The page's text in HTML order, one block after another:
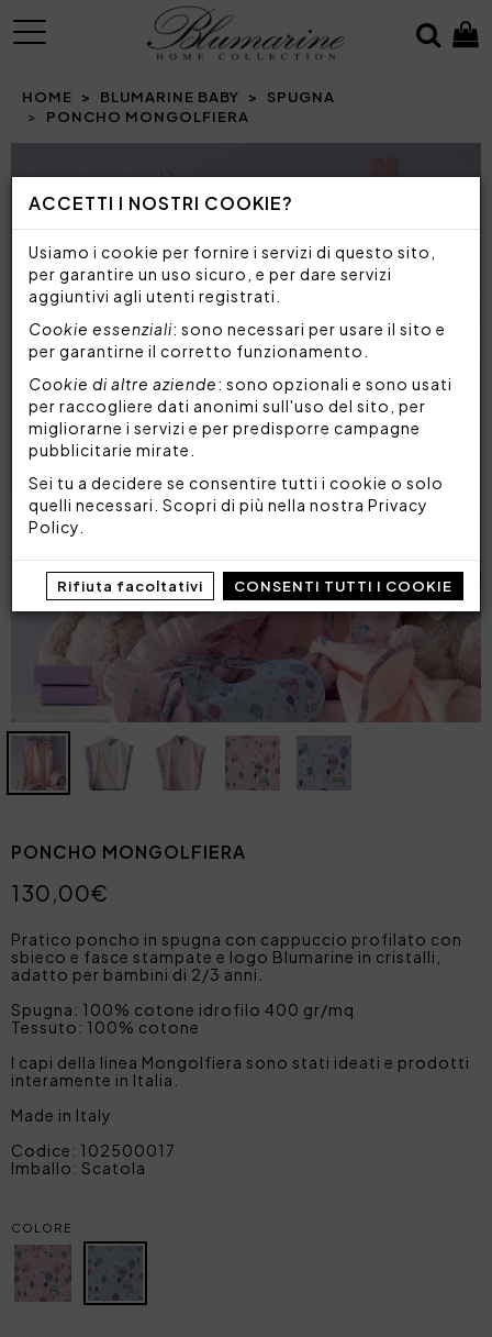
ACCETTI I NOSTRI COOKIE?
Usiamo i cookie per fornire i servizi di questo sito,
per garantire un uso sicuro, e per dare servizi
aggiuntivi agli utenti registrati.
Cookie essenziali: sono necessari per usare il sito e
per garantirne il corretto funzionamento.
Cookie di altre aziende: sono opzionali e sono usati
per raccogliere dati anonimi sull'uso del sito, per
migliorarne i servizi e per predisporre campagne
pubblicitarie mirate.
Sei tu a decidere se consentire tutti i cookie o solo
quelli necessari. Scopri di più nella nostra Privacy
Policy
Rifiuta facoltativi CONSENTI TUTTI I COOKIE
MENU
HOME BLUMARINE BABY
SPUGNA
PONCHO MONGOLFIERA
Prev
PONCHO MONGOLFIERA
130,00€
Pratico poncho in spugna con cappuccio profilato con
sbieco e fasce stampate e logo Blumarine in cristalli,
adatto per bambini di 2/3 anni.
Spugna: 100% cotone idrofilo 400 gr/mq
Tessuto: 100% cotone
I capi della linea Mongolfiera sono stati ideati e prodotti
interamente in Italia.
Made in Italy
Codice: 102500017
Imballo: Scatola
COLORE